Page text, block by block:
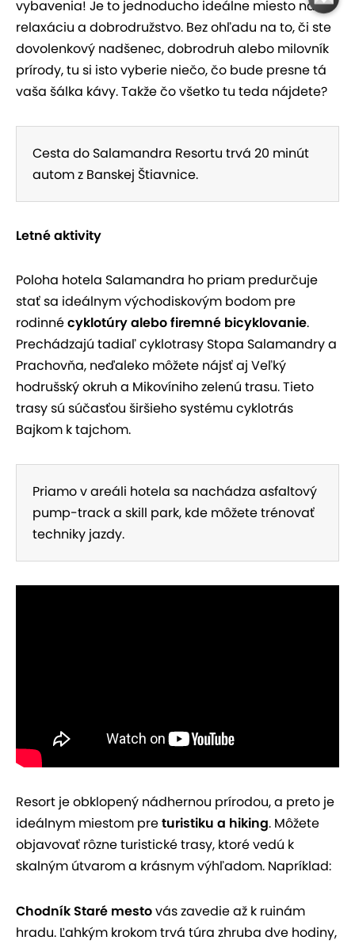
vybavenia! Je to jednoducho ideálne miesto na
relaxáciu a dobrodružstvo. Bez ohľadu na to, či ste
dovolenkový nadšenec, dobrodruh alebo milovník
prírody, tu si isto vyberie niečo, čo bude presne tá
vaša šálka kávy. Takže čo všetko tu teda nájdete?
Cesta do Salamandra Resortu trvá 20 minút
autom z Banskej Štiavnice.
Letné aktivity
Poloha hotela Salamandra ho priam predurčuje
stať sa ideálnym východiskovým bodom pre
rodinnécyklotúry alebo firemné bicyklovanie.
Prechádzajú tadiaľ cyklotrasy Stopa Salamandry a
Prachovňa, neďaleko môžete nájsť aj Veľký
hodrušský okruh a Mikovíniho zelenú trasu. Tieto
trasy sú súčasťou širšieho systému cyklotrás
Bajkom k tajchom.
Priamo v areáli hotela sa nachádza asfaltový
pump-track a skill park, kde môžete trénovať
techniky jazdy.
Resort je obklopený nádhernou prírodou, a preto je
ideálnym miestom preturistiku a hiking. Môžete
objavovať rôzne turistické trasy, ktoré vedú k
skalným útvarom a krásnym výhľadom. Napríklad:
Chodník Staré mestovás zavedie až k ruinám
hradu. Ľahkým krokom trvá túra zhruba dve hodiny,